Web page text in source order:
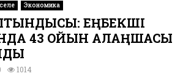
Экономика
ЕҢБЕКШІ
43 ОЙЫН АЛАҢШАСЫ
1014